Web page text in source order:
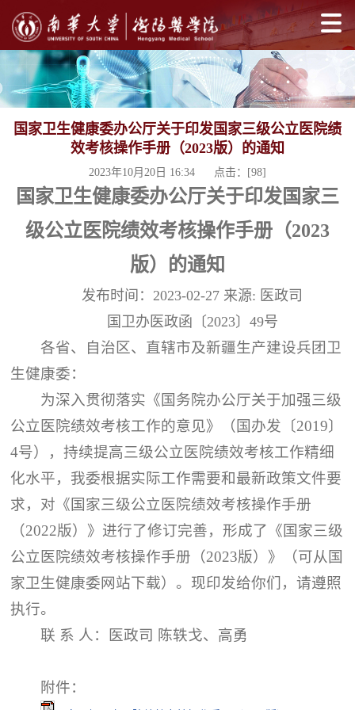
国家卫生健康委办公厅关于印发国家三级公立医院绩
效考核操作手册（2023版）的通知
2023年10月20日 16:34 点击：[98]
国家卫生健康委办公厅关于印发国家三
级公立医院绩效考核操作手册（2023
版）的通知
发布时间：2023-02-27 来源: 医政司
国卫办医政函〔2023〕49号
各省、自治区、直辖市及新疆生产建设兵团卫
生健康委：
为深入贯彻落实《国务院办公厅关于加强三级
公立医院绩效考核工作的意见》（国办发〔2019〕
4号），持续提高三级公立医院绩效考核工作精细
化水平，我委根据实际工作需要和最新政策文件要
求，对《国家三级公立医院绩效考核操作手册
（2022版）》进行了修订完善，形成了《国家三级
公立医院绩效考核操作手册（2023版）》（可从国
家卫生健康委网站下载）。现印发给你们，请遵照
执行。
联 系 人：医政司 陈轶戈、高勇
附件：